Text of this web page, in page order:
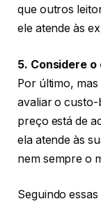
que outros
ele atende às
5. Considere
Por último,
avaliar o custo-
preço está de
ela atende às
nem sempre o
Seguindo